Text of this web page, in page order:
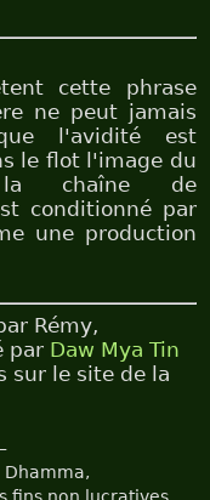
cette phrase
ne peut jamais
l'avidité est
le flot l'image du
la chaîne de
conditionné par
une production
Rémy,
par Daw Mya Tin
sur le site de la
Dhamma,